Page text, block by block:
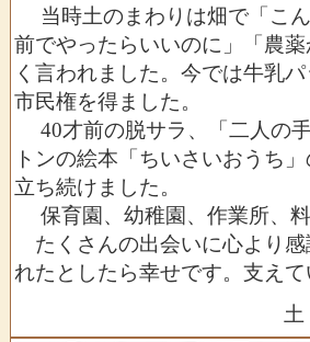
当時土のまわりは畑で「こ
前でやったらいいのに」「農
く言われました。今では牛乳
市民権を得ました。
40才前の脱サラ、「二人の
トンの絵本「ちいさいおうち
立ち続けました。
保育園、幼稚園、作業所、
たくさんの出会いに心より
れたとしたら幸せです。支え